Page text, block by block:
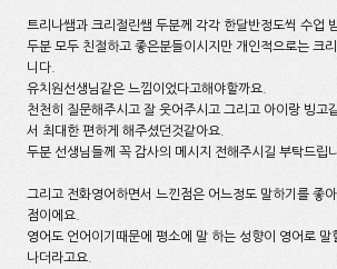
트리나쌤과 크리절린쌤 두분께 각각 한달반정도씩 수업
두분 모두 친절하고 좋은분들이시지만 개인적으로는 크
니다.
유치원선생님같은 느낌이었다고해야할까요.
천천히 질문해주시고 잘 웃어주시고 그리고 아이랑 빙고
서 최대한 편하게 해주셨던것같아요.
두분 선생님들께 꼭 감사의 메시지 전해주시길 부탁드립
그리고 전화영어하면서 느낀점은 어느정도 말하기를 좋
점이에요.
영어도 언어이기때문에 평소에 말 하는 성향이 영어로 말
나더라고요.